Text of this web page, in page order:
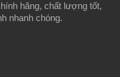
hãng, chất lượng tốt,
nhanh chóng.